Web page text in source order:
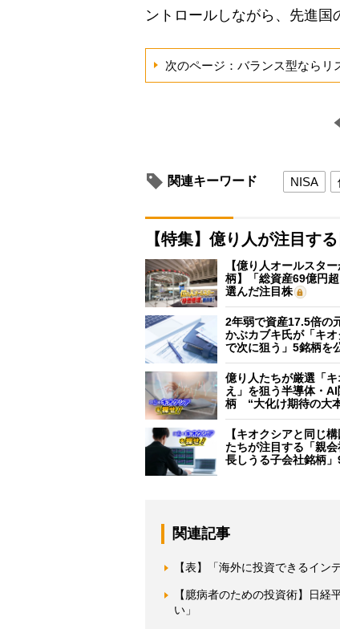
ントロールしながら、先進国
次のページ：バランス型ならリ
関連キーワード NISA
【特集】億り人が注目す
【億り人オールスタ
柄】「総資産69億円
選んだ注目株
2年弱で資産17.5倍の
かぶカブキ氏が「キ
で次に狙う」5銘柄を
億り人たちが厳選「
え」を狙う半導体・
柄 “大化け期待の大
【キオクシアと同じ
たちが注目する「親
長しうる子会社銘柄」
関連記事
【表】「海外に投資できるイン
【臆病者のための投資術】日
い」